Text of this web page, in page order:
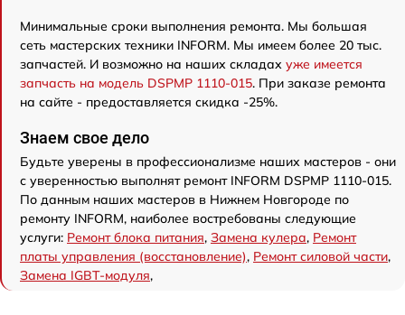
Минимальные сроки выполнения ремонта. Мы большая
сеть мастерских техники INFORM. Мы имеем более 20 тыс.
запчастей. И возможно на наших складах уже имеется
запчасть на модель DSPMP 1110-015. При заказе ремонта
на сайте - предоставляется скидка -25%.
Знаем свое дело
Будьте уверены в профессионализме наших мастеров - они
с уверенностью выполнят ремонт INFORM DSPMP 1110-015.
По данным наших мастеров в Нижнем Новгороде по
ремонту INFORM, наиболее востребованы следующие
услуги: Ремонт блока питания, Замена кулера, Ремонт
платы управления (восстановление), Ремонт силовой части,
Замена IGBT-модуля,